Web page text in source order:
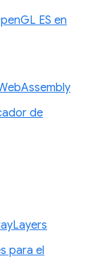
ES en
de
para el